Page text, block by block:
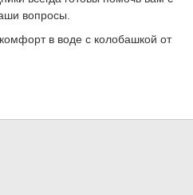
вопросы.
в воде с колобашкой от